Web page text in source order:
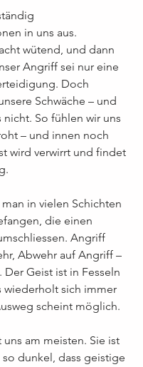
in uns aus.
wütend, und dann
Angriff sei nur eine
Doch
Schwäche – und
nicht. So fühlen wir uns
– und innen noch
wird verwirrt und findet
man in vielen Schichten
die einen
Angriff
Abwehr auf Angriff –
Der Geist ist in Fesseln
wiederholt sich immer
scheint möglich.
am meisten. Sie ist
so dunkel, dass geistige